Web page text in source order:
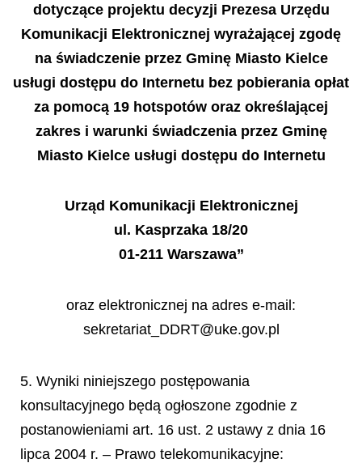
dotyczące projektu decyzji Prezesa Urzędu
Komunikacji Elektronicznej wyrażającej zgodę
na świadczenie przez Gminę Miasto Kielce
usługi dostępu do Internetu bez pobierania opłat
za pomocą 19 hotspotów oraz określającej
zakres i warunki świadczenia przez Gminę
Miasto Kielce usługi dostępu do Internetu
Urząd Komunikacji Elektronicznej
ul. Kasprzaka 18/20
01-211 Warszawa”
oraz elektronicznej na adres e-mail:
sekretariat_DDRT@uke.gov.pl
5. Wyniki niniejszego postępowania
konsultacyjnego będą ogłoszone zgodnie z
postanowieniami art. 16 ust. 2 ustawy z dnia 16
lipca 2004 r. – Prawo telekomunikacyjne: